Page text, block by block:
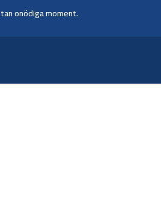
onödiga moment.